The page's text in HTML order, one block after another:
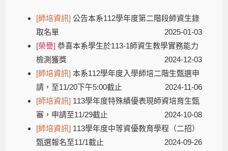
[師培資訊]公告本系112學年度第二階段師資生錄
取名單
2025-01-03
[榮譽]恭喜本系學生於113-1師資生教學實務能力
檢測獲獎
2024-12-03
[師培資訊]本系112學年度入學師培二階生甄選申
請，至11/20下午5:00截止
2024-11-06
[師培資訊] 113學年度特殊績優表現師資培育生甄
審，申請至11/29截止
2024-10-08
[師培資訊] 113學年度中等資優教育學程（二招）
甄選報名至11/1截止
2024-09-26